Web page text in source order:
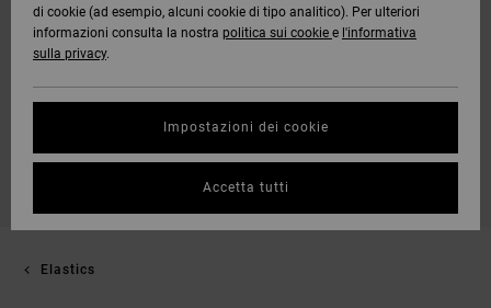
Elastics
di cookie (ad esempio, alcuni cookie di tipo analitico). Per ulteriori
informazioni consulta la nostra politica sui cookie e l'informativa
sulla privacy.
Impostazioni dei cookie
Accetta tutti